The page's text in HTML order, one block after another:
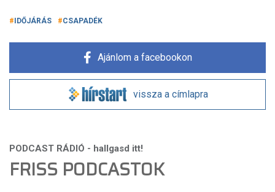
IDŐJÁRÁS CSAPADÉK
Ajánlom a facebookon
vissza a címlapra
FRISS PODCASTOK